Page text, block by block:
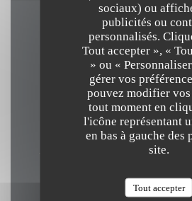
sociaux) ou
publicités ou
personnalisés.
Tout accepter », «
» ou «
gérer vos
pouvez modifier
tout moment en
l'icône représentant
en bas à gauche des
site.
Tout accepter
Lundi
19h00 - 21h30
12h00 - 13h30 • 19h00